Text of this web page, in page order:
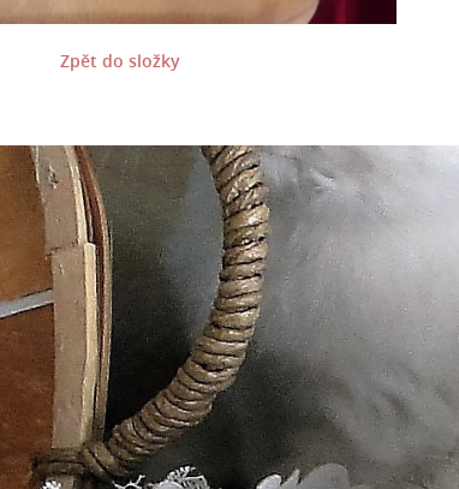
Zpět do složky